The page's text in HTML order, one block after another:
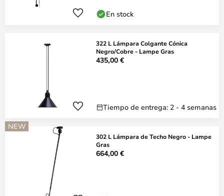
En stock
322 L Lámpara Colgante Cónica
Negro/Cobre - Lampe Gras
435,00 €
Tiempo de entrega: 2 - 4 semanas
NEW
302 L Lámpara de Techo Negro - Lampe
Gras
664,00 €